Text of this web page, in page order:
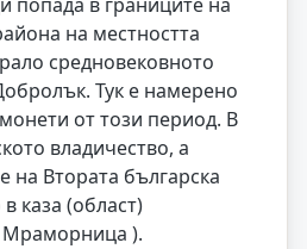
попада в границите на
на местността
средновековното
Тук е намерено
от този период. В
владичество, а
на Втората българска
каза (област)
).